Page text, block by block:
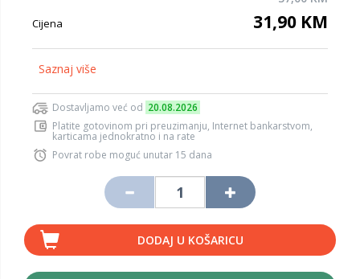
Cijena 31,90 KM
Saznaj više
Dostavljamo već od 20.08.2026
Platite gotovinom pri preuzimanju, Internet bankarstvom,
karticama jednokratno i na rate
Povrat robe moguć unutar 15 dana
DODAJ U KOŠARICU